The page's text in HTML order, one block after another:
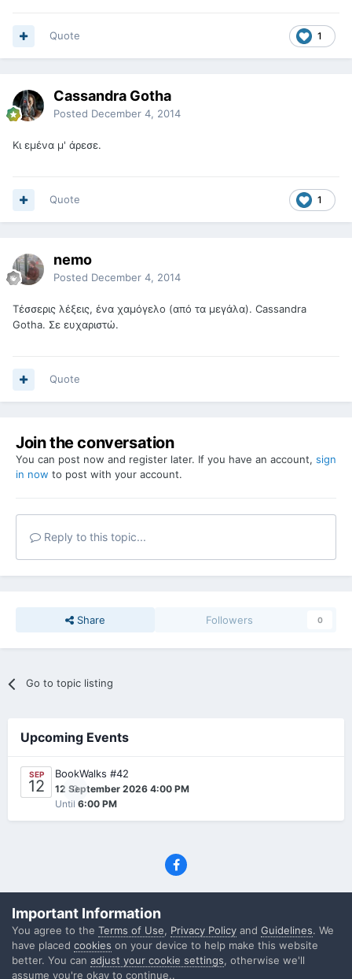
1
Quote
Cassandra Gotha
Posted December 4, 2014
Κι εμένα μ' άρεσε.
1
Quote
nemo
Posted December 4, 2014
Τέσσερις λέξεις, ένα χαμόγελο (από τα μεγάλα). Cassandra
Gotha. Σε ευχαριστώ.
Quote
Join the conversation
You can post now and register later. If you have an account, sign
in now to post with your account.
Reply to this topic...
Share Followers 0
Go to topic listing
Upcoming Events
SEP
12 0
BookWalks #42
12 September 2026 4:00 PM
Until 6:00 PM
(C) SFF.gr, All rights reserved
Powered by Invision Community
Important Information
You agree to the Terms of Use, Privacy Policy and Guidelines. We
have placed cookies on your device to help make this website
better. You can adjust your cookie settings, otherwise we'll
assume you're okay to continue..